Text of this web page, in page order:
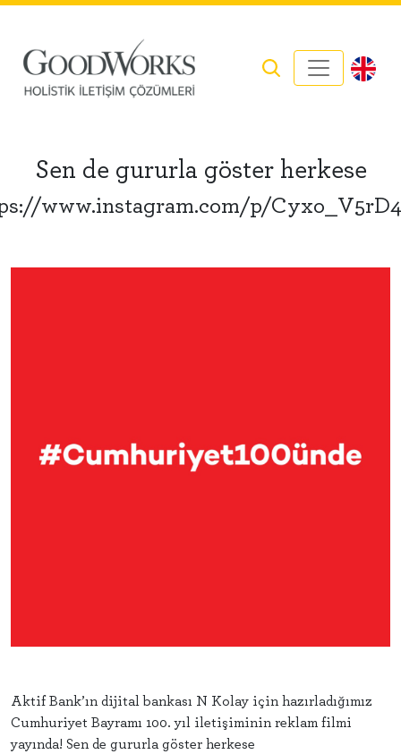
Sen de gururla göster herkese
www.instagram.com/p/
Aktif Bank’ın dijital bankası N Kolay için hazırladığımız
Cumhuriyet Bayramı 100. yıl iletişiminin reklam filmi
yayında! Sen de gururla göster herkese